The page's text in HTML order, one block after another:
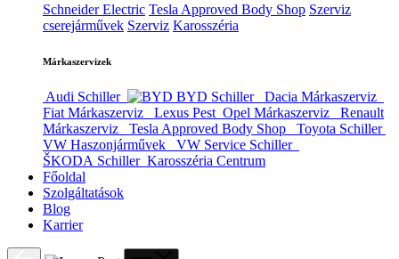
Schneider Electric Tesla Approved Body Shop Szerviz
cserejárművek Szerviz Karosszéria
Márkaszervizek
Audi Schiller BYD Schiller
Dacia Márkaszerviz
Fiat Márkaszerviz
Lexus Pest Opel Márkaszerviz
Renault
Márkaszerviz
Tesla Approved Body Shop
Toyota Schiller
VW Haszonjárművek
VW Service Schiller
ŠKODA Schiller Karosszéria Centrum
Főoldal
Szolgáltatások
Blog
Karrier